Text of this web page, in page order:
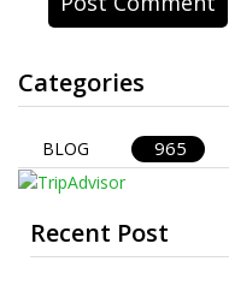
Categories
BLOG 965
Recent Post